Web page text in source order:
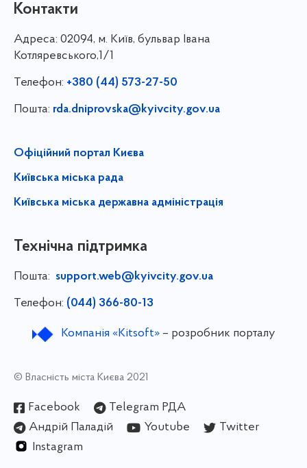
Контакти
Адреса: 02094, м. Київ, бульвар Івана
Котляревського,1/1
Телефон: +380 (44) 573-27-50
Пошта: rda.dniprovska@kyivcity.gov.ua
Офіційний портал Києва
Київська міська рада
Київська міська державна адміністрація
Технічна підтримка
Пошта: support.web@kyivcity.gov.ua
Телефон: (044) 366-80-13
Компанія «Kitsoft»– розробник порталу
© Власність міста Києва 2021
Facebook
Telegram РДА
Андрій Паладій
Youtube
Twitter
Instagram